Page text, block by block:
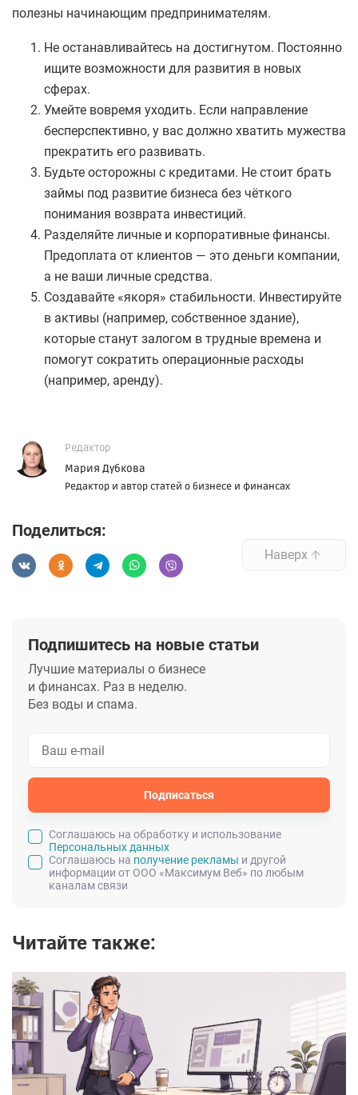
полезны начинающим предпринимателям.
Не останавливайтесь на достигнутом. Постоянно
ищите возможности для развития в новых
сферах.
Умейте вовремя уходить. Если направление
бесперспективно, у вас должно хватить мужества
прекратить его развивать.
Будьте осторожны с кредитами. Не стоит брать
займы под развитие бизнеса без чёткого
понимания возврата инвестиций.
Разделяйте личные и корпоративные финансы.
Предоплата от клиентов — это деньги компании,
а не ваши личные средства.
Создавайте «якоря» стабильности. Инвестируйте
в активы (например, собственное здание),
которые станут залогом в трудные времена и
помогут сократить операционные расходы
(например, аренду).
Редактор
Мария Дубкова
Редактор и автор статей о бизнесе и финансах
Поделиться:
Наверх
Подпишитесь на новые статьи
Лучшие материалы о бизнесе
и финансах. Раз в неделю.
Без воды и спама.
Подписаться
Cоглашаюсь на обработку и использование
Персональных данных
Соглашаюсь на получение рекламы и другой
информации от ООО «Максимум Веб» по любым
каналам связи
Читайте также: